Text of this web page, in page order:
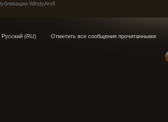
WindyArell
Русский (RU) Отметить все сообщения прочитанными